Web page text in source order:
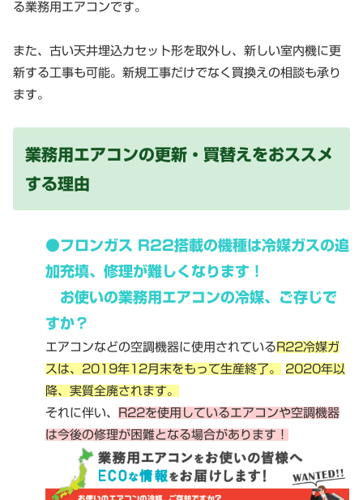
る業務用エアコンです。
また、古い天井埋込カセット形を取外し、新しい室内機に更
新する工事も可能。新規工事だけでなく買換えの相談も承り
ます。
業務用エアコンの更新・買替えをおススメ
する理由
●フロンガス R22搭載の機種は冷媒ガスの追
加充填、修理が難しくなります！
お使いの業務用エアコンの冷媒、ご存じで
すか？
エアコンなどの空調機器に使用されている R22冷媒ガ
スは、2019年12月末をもって生産終了。
2020年以
降、実質全廃されます。
それに伴い、
R22を使用しているエアコンや空調機器
は今後の修理が困難となる場合があります！